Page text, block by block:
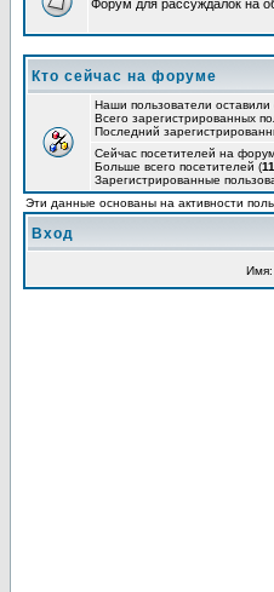
Форум для рассуждалок на
Кто сейчас на форуме
Наши пользователи
Всего зарегистрированных
Последний
Сейчас посетителей на
Больше всего посетителей (
Зарегистрированные
Эти данные основаны на активности
Вход
Имя: